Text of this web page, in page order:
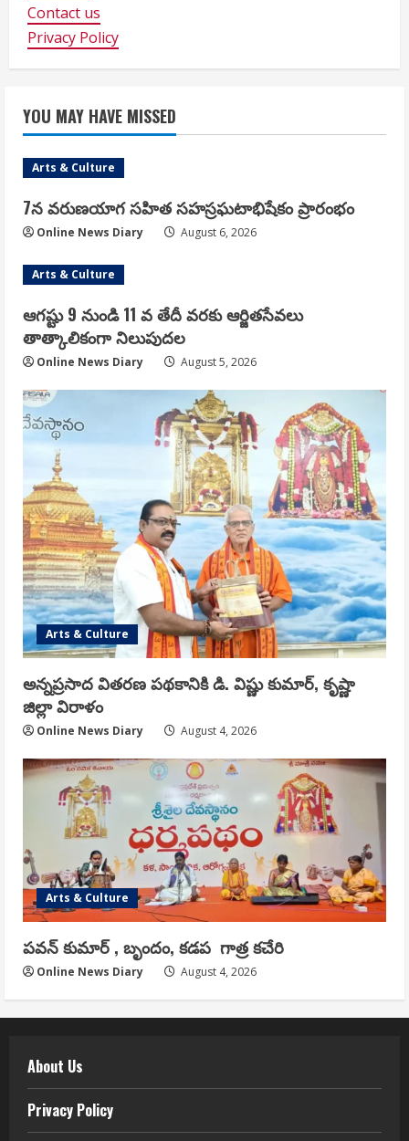
Contact us
Privacy Policy
YOU MAY HAVE MISSED
Arts & Culture
7న వరుణయాగ సహిత సహస్రఘటాభిషేకం ప్రారంభం
Online News Diary August 6, 2026
Arts & Culture
ఆగష్టు 9 నుండి 11 వ తేదీ వరకు ఆర్జితసేవలు
తాత్కాలికంగా నిలుపుదల
Online News Diary August 5, 2026
Arts & Culture
అన్నప్రసాద వితరణ పథకానికి డి. విష్ణు కుమార్, కృష్ణా
జిల్లా విరాళం
Online News Diary August 4, 2026
Arts & Culture
పవన్ కుమార్ , బృందం, కడప గాత్ర కచేరి
Online News Diary August 4, 2026
About Us
Privacy Policy